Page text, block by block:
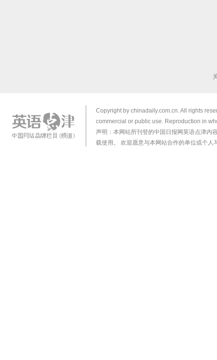
Copyright by chinadaily.com.cn. All rights
commercial or public use. Reproduction in
声明：本网站所刊登的中国日报网英语点津内
载使用。 欢迎愿意与本网站合作的单位或个人